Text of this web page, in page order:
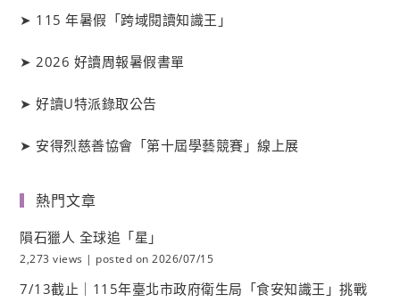
➤ 115 年暑假「跨域閱讀知識王」
➤2026 好讀周報暑假書單
➤好讀U特派錄取公告
➤ 安得烈慈善協會「第十屆學藝競賽」線上展
熱門文章
隕石獵人 全球追「星」
2,273 views | posted on 2026/07/15
7/13截止｜115年臺北市政府衛生局「食安知識王」挑戰